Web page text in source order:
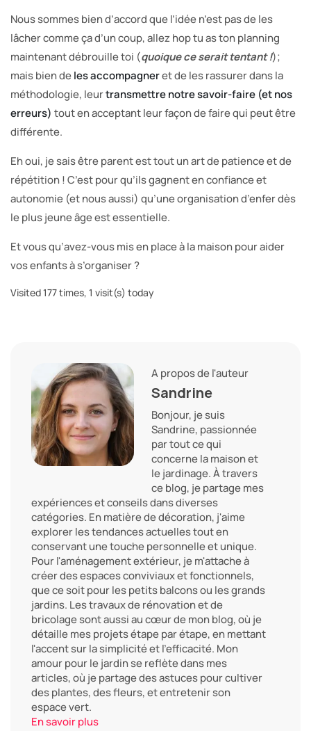
Nous sommes bien d’accord que l’idée n’est pas de les
lâcher comme ça d’un coup, allez hop tu as ton planning
maintenant débrouille toi (quoique ce serait tentant !);
mais bien deles accompagneret de les rassurer dans la
méthodologie, leurtransmettre notre savoir-faire (et nos
erreurs) tout en acceptant leur façon de faire qui peut être
différente.
Eh oui, je sais être parent est tout un art de patience et de
répétition ! C’est pour qu’ils gagnent en confiance et
autonomie (et nous aussi) qu’une organisation d’enfer dès
le plus jeune âge est essentielle.
Et vous qu’avez-vous mis en place à la maison pour aider
vos enfants à s’organiser ?
Visited 177 times, 1 visit(s) today
A propos de l'auteur
Sandrine
Bonjour, je suis
Sandrine, passionnée
par tout ce qui
concerne la maison et
le jardinage. À travers
ce blog, je partage mes
expériences et conseils dans diverses
catégories. En matière de décoration, j'aime
explorer les tendances actuelles tout en
conservant une touche personnelle et unique.
Pour l'aménagement extérieur, je m'attache à
créer des espaces conviviaux et fonctionnels,
que ce soit pour les petits balcons ou les grands
jardins. Les travaux de rénovation et de
bricolage sont aussi au cœur de mon blog, où je
détaille mes projets étape par étape, en mettant
l'accent sur la simplicité et l'efficacité. Mon
amour pour le jardin se reflète dans mes
articles, où je partage des astuces pour cultiver
des plantes, des fleurs, et entretenir son
espace vert.
En savoir plus